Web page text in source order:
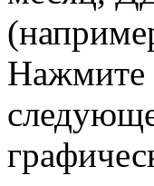
Нажмите